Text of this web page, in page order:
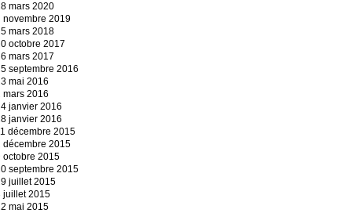
mars 2020
novembre 2019
mars 2018
octobre 2017
mars 2017
septembre 2016
mai 2016
mars 2016
janvier 2016
janvier 2016
décembre 2015
décembre 2015
octobre 2015
septembre 2015
juillet 2015
juillet 2015
mai 2015